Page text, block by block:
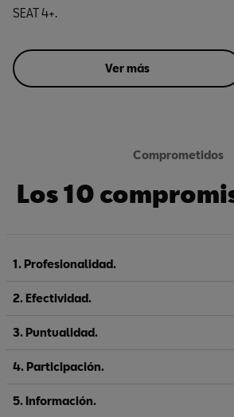
SEAT 4+.
Ver más
Comprometidos
Los 10
1. Profesionalidad.
2. Efectividad.
3. Puntualidad.
4. Participación.
5. Información.